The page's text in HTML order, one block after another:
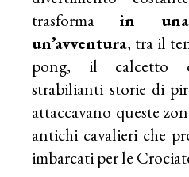
trasformain
un’avventura, tra il
pong, il calcetto
strabilianti storie di
attaccavano queste
antichi cavalieri che
imbarcati per le